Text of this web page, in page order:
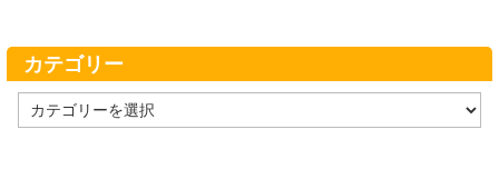
カテゴリー
テ